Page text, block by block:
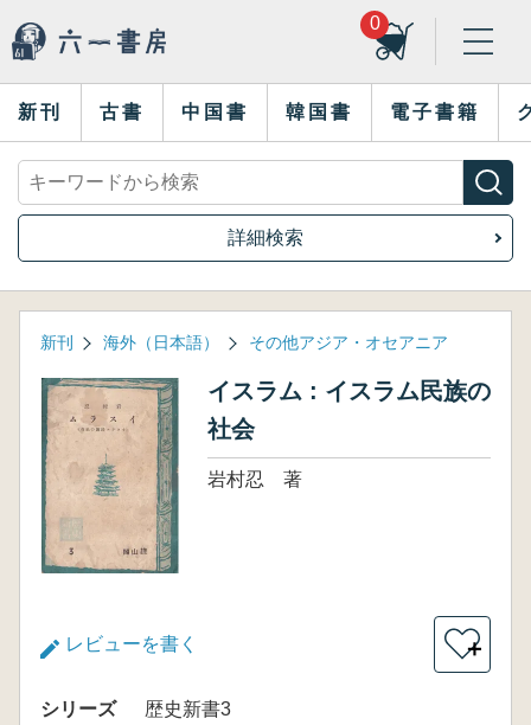
0
新刊 古書 中国書 韓国書 電子書籍
詳細検索
新刊 海外（日本語） その他アジア・オセアニア
イスラム : イスラム民族の
社会
岩村忍 著
レビューを書く ＋
シリーズ
歴史新書3